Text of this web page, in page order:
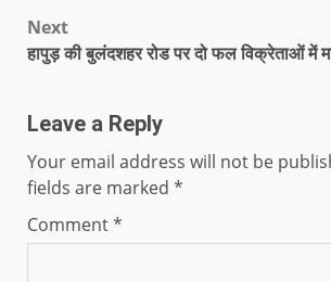
Next
हापुड़ की बुलंदशहर रोड पर दो फल विक्रेताओं में
Leave a Reply
Your email address will not be
fields are marked *
Comment*